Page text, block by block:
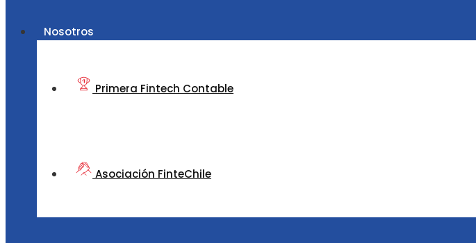
Nosotros
Primera Fintech Contable
Asociación FinteChile